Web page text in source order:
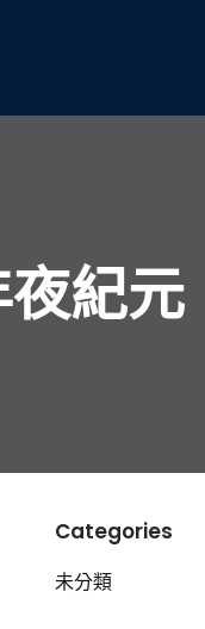
紀元
Categories
未分類